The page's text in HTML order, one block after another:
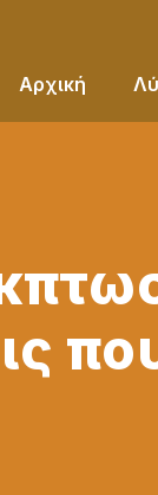
Αρχική